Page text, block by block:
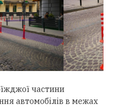
частини
автомобілів в межах